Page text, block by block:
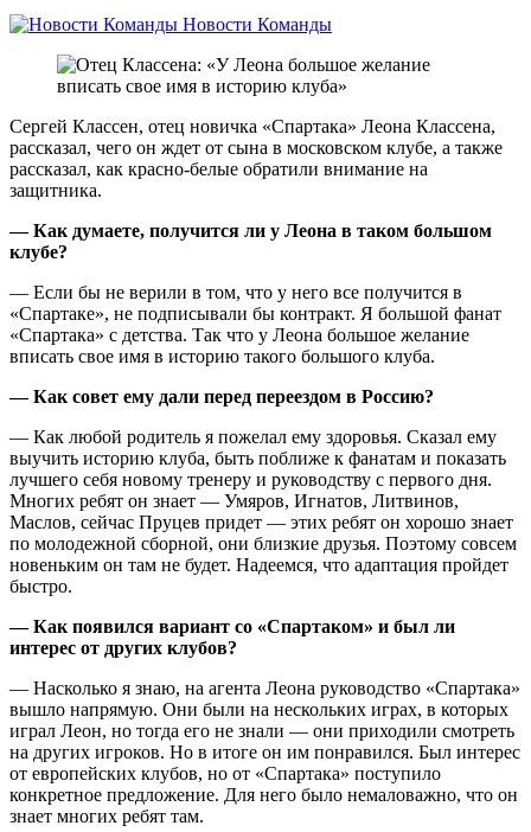
Новости Команды
Сергей Классен, отец новичка «Спартака» Леона Классена,
рассказал, чего он ждет от сына в московском клубе, а также
рассказал, как красно-белые обратили внимание на
защитника.
— Как думаете, получится ли у Леона в таком большом
клубе?
— Если бы не верили в том, что у него все получится в
«Спартаке», не подписывали бы контракт. Я большой фанат
«Спартака» с детства. Так что у Леона большое желание
вписать свое имя в историю такого большого клуба.
— Как совет ему дали перед переездом в Россию?
— Как любой родитель я пожелал ему здоровья. Сказал ему
выучить историю клуба, быть поближе к фанатам и показать
лучшего себя новому тренеру и руководству с первого дня.
Многих ребят он знает — Умяров, Игнатов, Литвинов,
Маслов, сейчас Пруцев придет — этих ребят он хорошо знает
по молодежной сборной, они близкие друзья. Поэтому совсем
новеньким он там не будет. Надеемся, что адаптация пройдет
быстро.
— Как появился вариант со «Спартаком» и был ли
интерес от других клубов?
— Насколько я знаю, на агента Леона руководство «Спартака»
вышло напрямую. Они были на нескольких играх, в которых
играл Леон, но тогда его не знали — они приходили смотреть
на других игроков. Но в итоге он им понравился. Был интерес
от европейских клубов, но от «Спартака» поступило
конкретное предложение. Для него было немаловажно, что он
знает многих ребят там.